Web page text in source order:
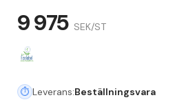
9 975 SEK/ST
Leverans:Beställningsvara